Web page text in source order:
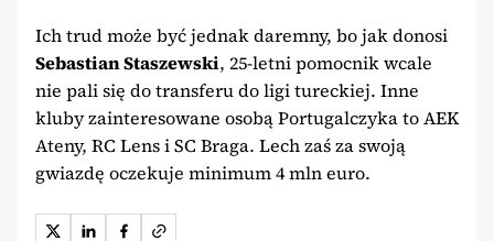
Ich trud może być jednak daremny, bo jak donosi
Sebastian Staszewski, 25-letni pomocnik wcale
nie pali się do transferu do ligi tureckiej. Inne
kluby zainteresowane osobą Portugalczyka to AEK
Ateny, RC Lens i SC Braga. Lech zaś za swoją
gwiazdę oczekuje minimum 4 mln euro.